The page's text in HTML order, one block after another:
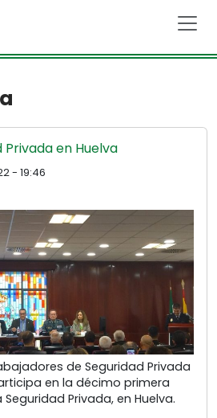
Privada en Huelva
- 19:46
de Seguridad Privada
en la décimo primera
Privada, en Huelva.